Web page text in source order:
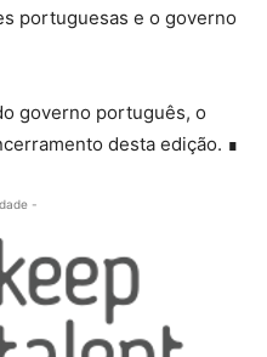
portuguesas e o governo
governo português, o
desta edição. ∎
-